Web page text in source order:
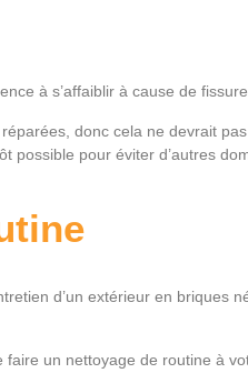
à s’affaiblir à cause de
donc cela ne devrait
possible pour éviter d’autres
d’un extérieur en briques
un nettoyage de routine à